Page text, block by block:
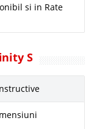
si in Rate
S